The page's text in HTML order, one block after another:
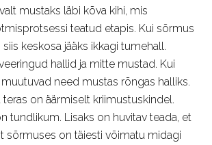
mustaks läbi kõva kihi, mis
teatud etapis. Kui sõrmus
keskosa jääks ikkagi tumehall.
hallid ja mitte mustad. Kui
need mustas rõngas halliks.
on äärmiselt kriimustuskindel.
tundlikum. Lisaks on huvitav teada, et
sõrmuses on täiesti võimatu midagi